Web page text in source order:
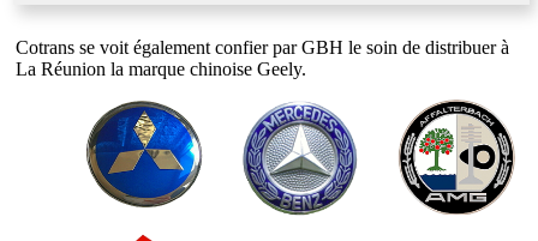
Cotrans se voit également confier par GBH le soin de distribuer à
La Réunion la marque chinoise Geely.